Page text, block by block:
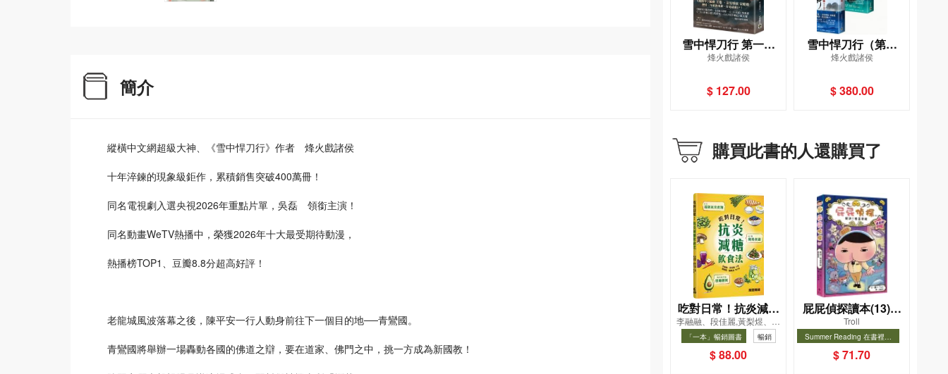
簡介
縱橫中文網超級大神、《雪中悍刀行》作者 烽火戲諸侯
十年淬鍊的現象級鉅作，累積銷售突破400萬冊！
同名電視劇入選央視2026年重點片單，吳磊 領銜主演！
同名動畫WeTV熱播中，榮獲2026年十大最受期待動漫，
熱播榜TOP1、豆瓣8.8分超高好評！
老龍城風波落幕之後，陳平安一行人動身前往下一個目的地──青鸞國。
青鸞國將舉辦一場轟動各國的佛道之辯，要在道家、佛門之中，挑一方成為新國教！
雪中悍刀行 第一部
（三）－－春雷闖江
烽火戲諸侯
$ 127.00
雪中悍刀行（第一
部）（套書）
烽火戲諸侯
$ 380.00
購買此書的人還購買了
吃對日常！抗炎減糖
飲食法
李融融、段佳麗,黃梨煜、顧
凱辰
「一本」暢銷圖書 暢銷
$ 88.00
屁屁偵探讀本(13)－
－對決！怪盜學院
（星星篇）
Troll
Summer Reading 在書裡度
選圖書67折
暢銷
$ 71.70